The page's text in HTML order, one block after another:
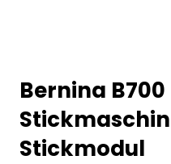
Bernina B700
Stickmodul